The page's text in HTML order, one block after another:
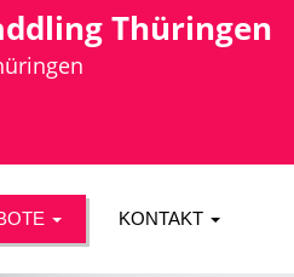
Thüringen
KONTAKT